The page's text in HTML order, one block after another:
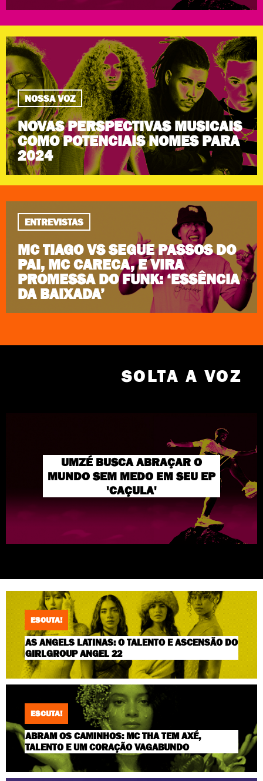
NOSSA VOZ
NOVAS PERSPECTIVAS MUSICAIS
COMO POTENCIAIS NOMES PARA
2024
ENTREVISTAS
MC TIAGO VS SEGUE PASSOS DO
PAI, MC CARECA, E VIRA
PROMESSA DO FUNK: ‘ESSÊNCIA
DA BAIXADA’
SOLTA A VOZ
UMZÉ BUSCA ABRAÇAR O
MUNDO SEM MEDO EM SEU EP
'CAÇULA'
ESCUTA!
AS ANGELS LATINAS: O TALENTO E ASCENSÃO DO
GIRLGROUP ANGEL 22
ESCUTA!
ABRAM OS CAMINHOS: MC THA TEM AXÉ,
TALENTO E UM CORAÇÃO VAGABUNDO